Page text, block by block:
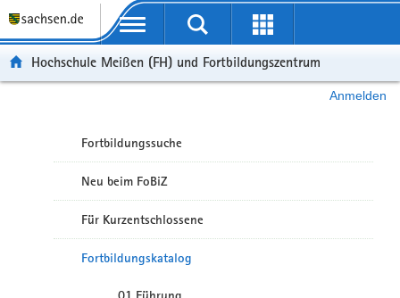
Portalübergreifende Navigation
Hochschule Meißen (FH) und Fortbildungszentrum
Anmelden
Fortbildungssuche
Neu beim FoBiZ
Für Kurzentschlossene
Fortbildungskatalog